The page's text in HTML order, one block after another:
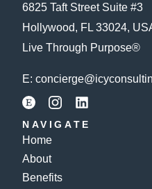
NAVIGATE
Home
About
Benefits
6825 Taft Street Suite #3
Hollywood, FL 33024,
Live Through Purpose®
E: